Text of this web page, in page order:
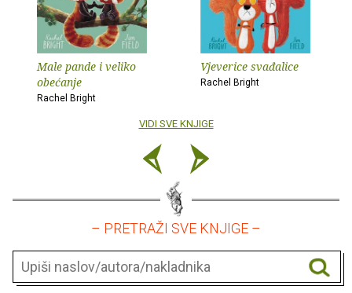
Male pande i veliko
obećanje
Rachel Bright
Vjeverice svađalice
Rachel Bright
VIDI SVE KNJIGE
– PRETRAŽI SVE KNJIGE –